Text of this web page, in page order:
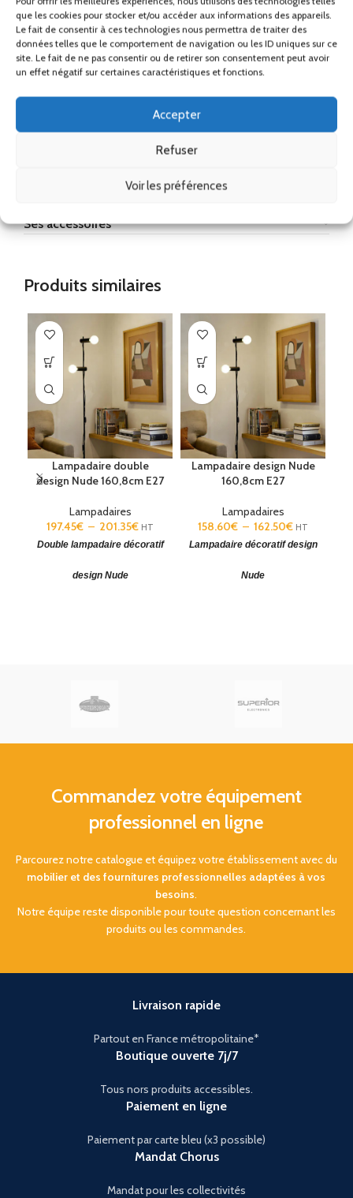
que les cookies pour stocker et/ou accéder aux informations des appareils.
Le fait de consentir à ces technologies nous permettra de traiter des
données telles que le comportement de navigation ou les ID uniques sur ce
site. Le fait de ne pas consentir ou de retirer son consentement peut avoir
un effet négatif sur certaines caractéristiques et fonctions.
Accepter
Refuser
Voir les préférences
IP20.​
Les couleurs affichées sont approximatives et peuvent ne pas refléter
fidèlement les tonalités, en raison des variations possibles liées aux
France Métropolitaine (Hors
Ses accessoires
Produits similaires
Lampadaire double
design Nude 160,8cm E27
Lampadaires
197.45€ – 201.35€ HT
Double lampadaire décoratif
design Nude
Lampadaire design Nude
160,8cm E27
Lampadaires
158.60€ – 162.50€ HT
Lampadaire décoratif design
Nude
Commandez votre équipement
professionnel en ligne
Parcourez notre catalogue et équipez votre établissement avec du
mobilier et des fournitures professionnelles adaptées à vos
besoins.
Notre équipe reste disponible pour toute question concernant les
produits ou les commandes.
Livraison rapide
Partout en France métropolitaine*
Boutique ouverte 7j/7
Tous nors produits accessibles.
Paiement en ligne
Paiement par carte bleu (x3 possible)
Mandat Chorus
Mandat pour les collectivités